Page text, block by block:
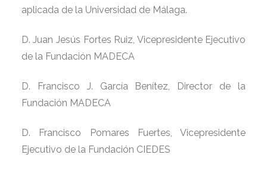
aplicada de la Universidad de Málaga.
D. Juan Jesús Fortes Ruiz, Vicepresidente Ejecutivo
de la Fundación MADECA
D. Francisco J. García Benítez, Director de la
Fundación MADECA
D. Francisco Pomares Fuertes, Vicepresidente
Ejecutivo de la Fundación CIEDES